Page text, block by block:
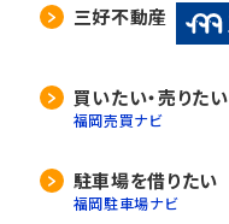
三好不動産
買いたい・売りたい
福岡売買ナビ
駐車場を借りたい
福岡駐車場ナビ